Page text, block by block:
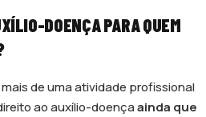
DOENÇA PARA QUEM
de uma atividade profissional
ao auxílio-doençaainda que